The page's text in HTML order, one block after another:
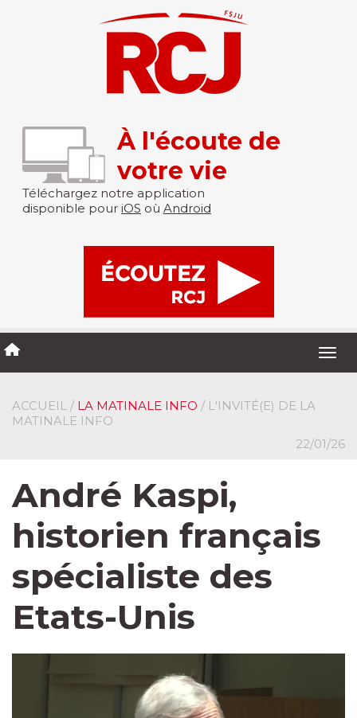
À l'écoute de
votre vie
Téléchargez notre application
disponible pour iOS où Android
ACCUEIL / LA MATINALE INFO / L'INVITÉ(E) DE LA
MATINALE INFO
22/01/26
André Kaspi,
historien français
spécialiste des
Etats-Unis